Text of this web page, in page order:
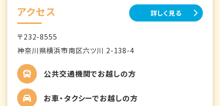
アクセス 詳しく見る
〒232-8555
神奈川県横浜市南区六ツ川 2-138-4
公共交通機関でお越しの方
お車・タクシーでお越しの方